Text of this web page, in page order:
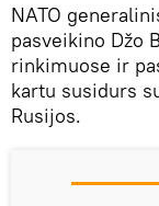
NATO
pasveikino Džo
rinkimuose ir
kartu susidurs
Rusijos.